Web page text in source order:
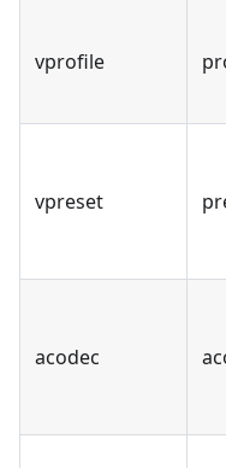
vprofile
vpreset
acodec